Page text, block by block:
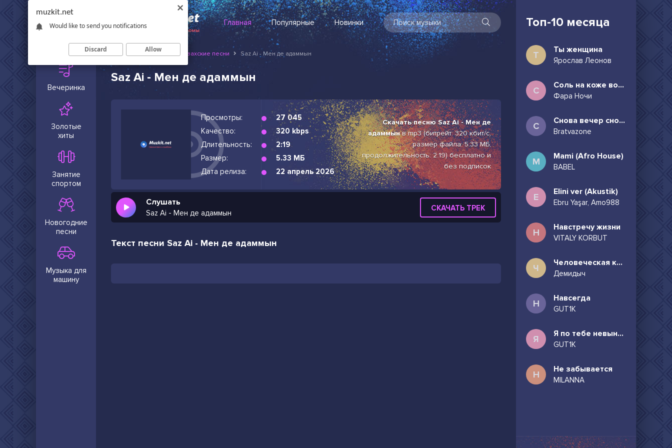
Главная Популярные
Новинки
Вечеринка
Золотые
хиты
Занятие
спортом
Новогодние
песни
Музыка для
машину
Muzkit.net Русские и казахские песни Saz Ai - Мен де адаммын
Saz Ai - Мен де адаммын
Просмотры:
27 045
Качество:
320 kbps
Длительность:
2:19
Размер:
5.33 МБ
Дата релиза:
22 апрель 2026
Скачать песню Saz Ai - Мен де
адаммынв mp3 (битрейт: 320 кбит/с,
размер файла: 5.33 МБ,
продолжительность: 2:19) бесплатно и
без подписок
Слушать
Saz Ai - Мен де адаммын
СКАЧАТЬ ТРЕК
Текст песни Saz Ai - Мен де адаммын
Топ-10 месяца
Т Ты женщина
Ярослав Леонов
С Соль на коже волосы в пучок
Фара Ночи
С Снова вечер снова дождь может всё таки придёшь
Bratvazone
M Mami (Afro House)
BABEL
E Elini ver (Akustik)
Ebru Yaşar, Amo988
Н Навстречу жизни
VITALY KORBUT
Ч Человеческая комедия
Демидыч
Н Навсегда
GUT1K
Я Я по тебе невыносимо скучаю
GUT1K
Н Не забывается
MILANNA
muzkit.net
Would like to send you notifications
Discard Allow